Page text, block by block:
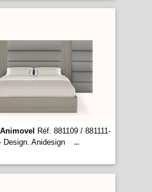
Animovel
Réf. 881109 / 881111-
Design. Anidesign
...